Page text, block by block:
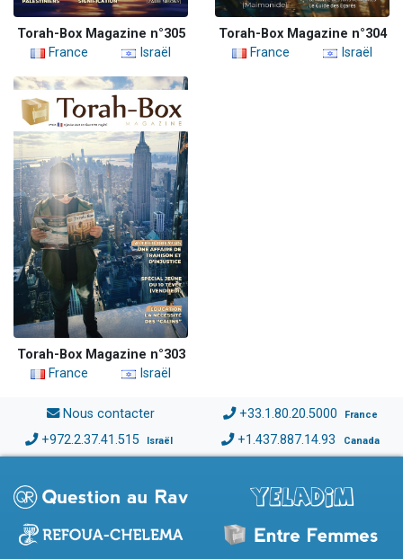
Torah-Box Magazine n°305
France
Israël
Torah-Box Magazine n°304
France
Israël
Torah-Box Magazine n°303
France
Israël
Nous contacter +33.1.80.20.5000 France
+972.2.37.41.515 Israël +1.437.887.14.93 Canada